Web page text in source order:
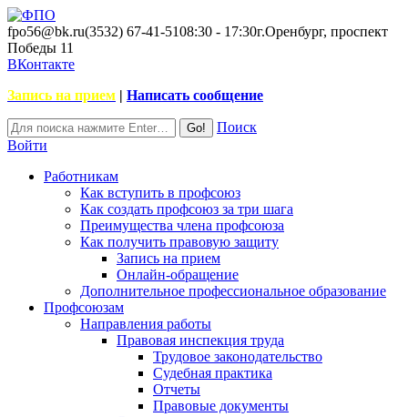
fpo56@bk.ru(3532) 67-41-5108:30 - 17:30г.Оренбург, проспект
Победы 11
ВКонтакте
Запись на прием | Написать сообщение
Поиск
Войти
Работникам
Как вступить в профсоюз
Как создать профсоюз за три шага
Преимущества члена профсоюза
Как получить правовую защиту
Запись на прием
Онлайн-обращение
Дополнительное профессиональное образование
Профсоюзам
Направления работы
Правовая инспекция труда
Трудовое законодательство
Судебная практика
Отчеты
Правовые документы